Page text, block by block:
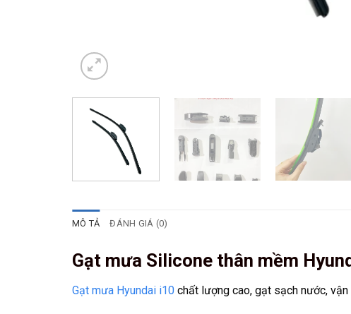
MÔ TẢ ĐÁNH GIÁ (0)
Gạt mưa Silicone thân mềm
Gạt mưa Hyundai i10 chất lượng cao, gạt sạch nước,